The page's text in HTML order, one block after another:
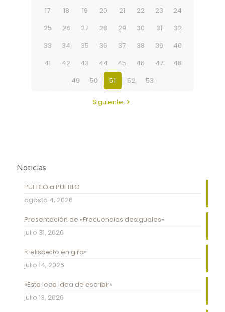
17
18 19 20 21 22 23
24
25
26 27 28 29 30 31
32
33
34 35 36 37 38 39
40
41
42 43 44 45 46 47
48
49
50 51 52 53
Siguiente
Noticias
PUEBLO a PUEBLO
agosto 4, 2026
Presentación de «Frecuencias desiguales»
julio 31, 2026
«Felisberto en gira»
julio 14, 2026
«Esta loca idea de escribir»
julio 13, 2026